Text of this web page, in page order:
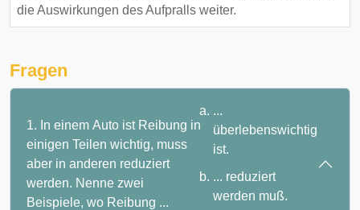
die Auswirkungen des Aufpralls weiter.
Fragen
1. In einem Auto ist Reibung in
einigen Teilen wichtig, muss
aber in anderen reduziert
werden. Nenne zwei
Beispiele, wo Reibung ...
...
überlebenswichtig
ist.
... reduziert
werden muß.